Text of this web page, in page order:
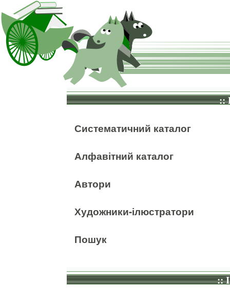
::
Систематичний каталог
Алфавітний каталог
Автори
Художники-ілюстратори
Пошук
::